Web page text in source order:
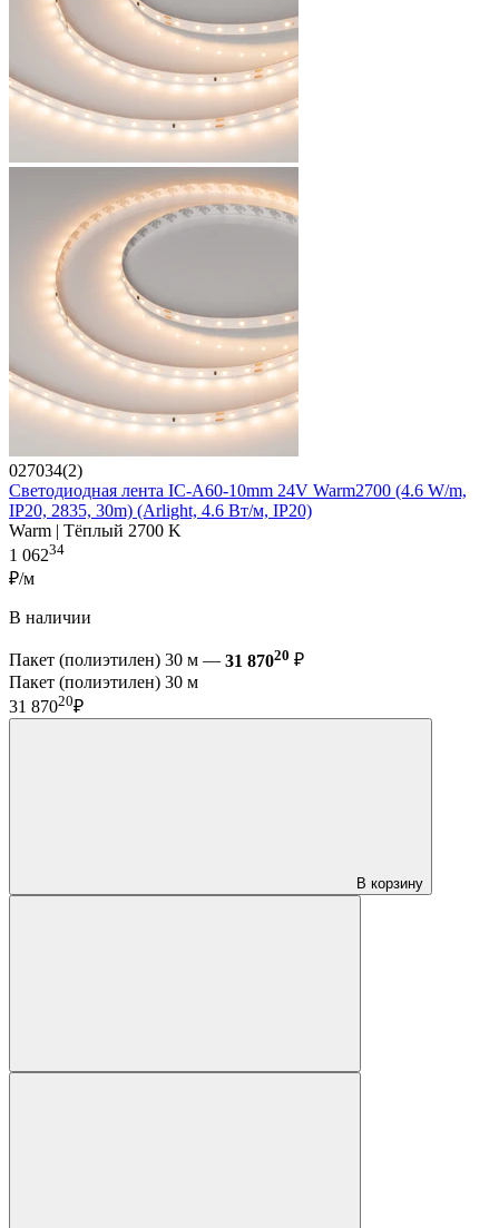
027034(2)
Светодиодная лента IC-A60-10mm 24V Warm2700 (4.6 W/m,
IP20, 2835, 30m) (Arlight, 4.6 Вт/м, IP20)
Warm | Тёплый 2700 K
1 06234
₽/м
В наличии
Пакет (полиэтилен) 30 м — 31 87020 ₽
Пакет (полиэтилен) 30 м
31 87020₽
В корзину